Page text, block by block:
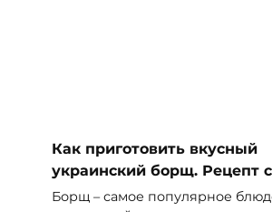
Как приготовить вкусный
украинский борщ. Рецепт
Борщ – самое популярное